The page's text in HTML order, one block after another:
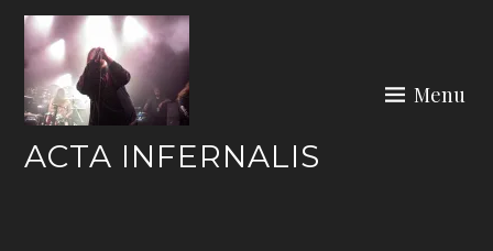
Skip
content
ACTA INFERNALIS
Menu